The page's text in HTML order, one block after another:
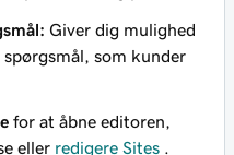
Giver dig mulighed
som kunder
for at åbne editoren,
eller redigere Sites